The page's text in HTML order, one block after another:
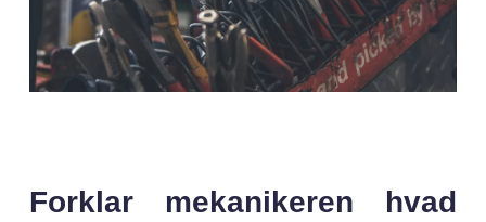
Forklar mekanikeren hvad